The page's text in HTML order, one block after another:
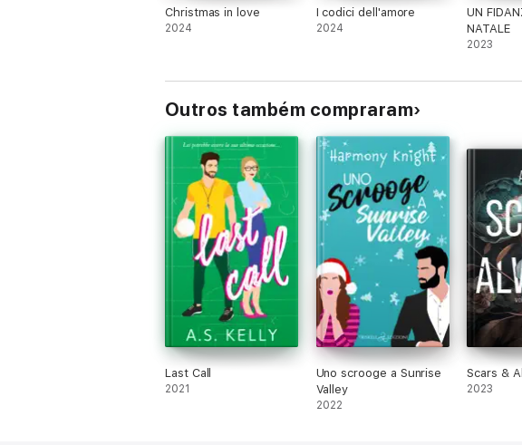
Christmas in love
2024
I codici dell'amore
2024
UN
NATALE
2023
Outros também compraram
Last Call
2021
Uno scrooge a Sunrise
Valley
2022
Scars &
2023